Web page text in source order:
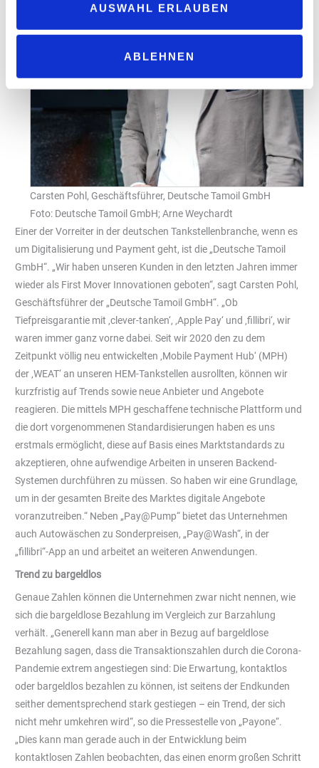
AUSWAHL ERLAUBEN
ABLEHNEN
Carsten Pohl, Geschäftsführer, Deutsche Tamoil GmbH
Foto: Deutsche Tamoil GmbH; Arne Weychardt
Einer der Vorreiter in der deutschen Tankstellenbranche, wenn es
um Digitalisierung und Payment geht, ist die „Deutsche Tamoil
GmbH“. „Wir haben unseren Kunden in den letzten Jahren immer
wieder als First Mover Innovationen geboten“, sagt Carsten Pohl,
Geschäftsführer der „Deutsche Tamoil GmbH“. „Ob
Tiefpreisgarantie mit ‚clever-tanken‘, ‚Apple Pay‘ und ‚fillibri‘, wir
waren immer ganz vorne dabei. Seit wir 2020 den zu dem
Zeitpunkt völlig neu entwickelten ‚Mobile Payment Hub‘ (MPH)
der ‚WEAT‘ an unseren HEM-Tankstellen ausrollten, können wir
kurzfristig auf Trends sowie neue Anbieter und Angebote
reagieren. Die mittels MPH geschaffene technische Plattform und
die dort vorgenommenen Standardisierungen haben es uns
erstmals ermöglicht, diese auf Basis eines Marktstandards zu
akzeptieren, ohne aufwendige Arbeiten in unseren Backend-
Systemen durchführen zu müssen. So haben wir eine Grundlage,
um in der gesamten Breite des Marktes digitale Angebote
voranzutreiben.“ Neben „Pay@Pump“ bietet das Unternehmen
auch Autowäschen zu Sonderpreisen, „Pay@Wash“, in der
„fillibri“-App an und arbeitet an weiteren Anwendungen.
Trend zu bargeldlos
Genaue Zahlen können die Unternehmen zwar nicht nennen, wie
sich die bargeldlose Bezahlung im Vergleich zur Barzahlung
verhält. „Generell kann man aber in Bezug auf bargeldlose
Bezahlung sagen, dass die Transaktionszahlen durch die Corona-
Pandemie extrem angestiegen sind: Die Erwartung, kontaktlos
oder bargeldlos bezahlen zu können, ist seitens der Endkunden
seither dementsprechend stark gestiegen – ein Trend, der sich
nicht mehr umkehren wird“, so die Pressestelle von „Payone“.
„Dies kann man gerade auch in der Entwicklung beim
kontaktlosen Zahlen beobachten, das einen enorm großen Schritt